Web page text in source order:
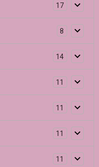
17
8
14
11
11
11
11